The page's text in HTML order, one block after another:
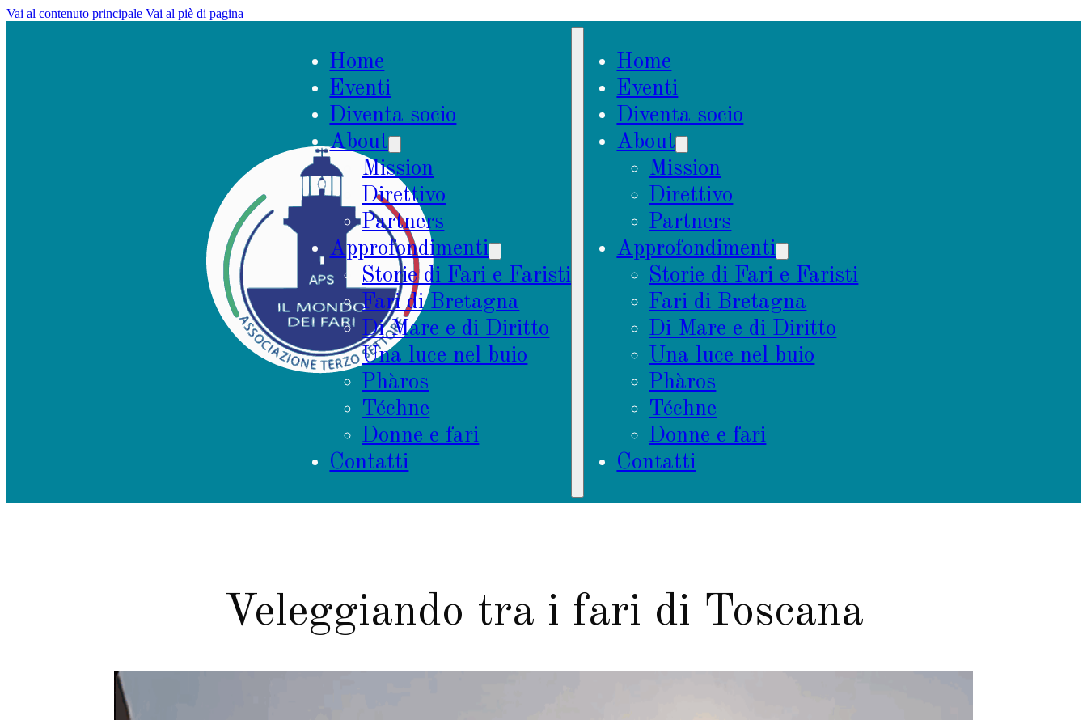
Vai al contenuto principale Vai al piè di pagina
Home
Eventi
Diventa socio
About
Mission
Direttivo
Partners
Approfondimenti
Storie di Fari e Faristi
Fari di Bretagna
Di Mare e di Diritto
Una luce nel buio
Phàros
Téchne
Donne e fari
Contatti
Home
Eventi
Diventa socio
About
Mission
Direttivo
Partners
Approfondimenti
Storie di Fari e Faristi
Fari di Bretagna
Di Mare e di Diritto
Una luce nel buio
Phàros
Téchne
Donne e fari
Contatti
Veleggiando tra i fari di Toscana